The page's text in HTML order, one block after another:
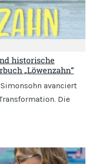
historische
„Löwenzahn“
avanciert
Die